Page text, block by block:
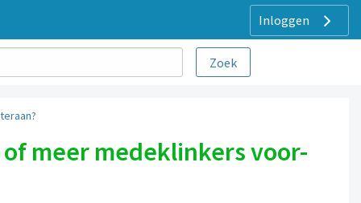
Inloggen
meer medeklinkers voor-